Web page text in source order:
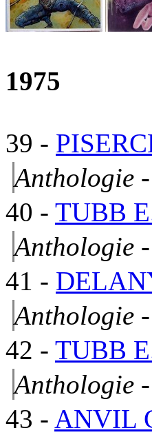
1975
39 -
Anthologie
40 - TUBB
Anthologie
41 -
Anthologie
42 - TUBB
Anthologie
43 - ANVIL